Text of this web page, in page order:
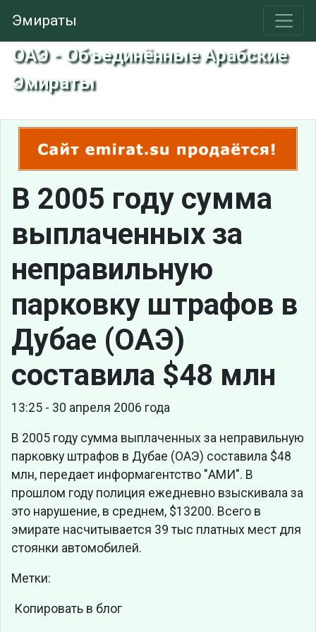
Эмираты
ОАЭ - Объединённые Арабские
Эмираты
В 2005 году сумма
выплаченных за
неправильную
парковку штрафов в
Дубае (ОАЭ)
составила $48 млн
13:25 - 30 апреля 2006 года
В 2005 году сумма выплаченных за неправильную
парковку штрафов в Дубае (ОАЭ) составила $48
млн, передает информагентство "АМИ". В
прошлом году полиция ежедневно взыскивала за
это нарушение, в среднем, $13200. Всего в
эмирате насчитывается 39 тыс платных мест для
стоянки автомобилей.
Метки:
Копировать в блог